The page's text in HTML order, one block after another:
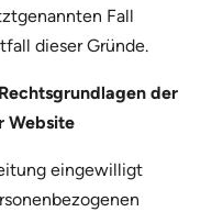
Fall
dieser Gründe.
der
Website
eingewilligt